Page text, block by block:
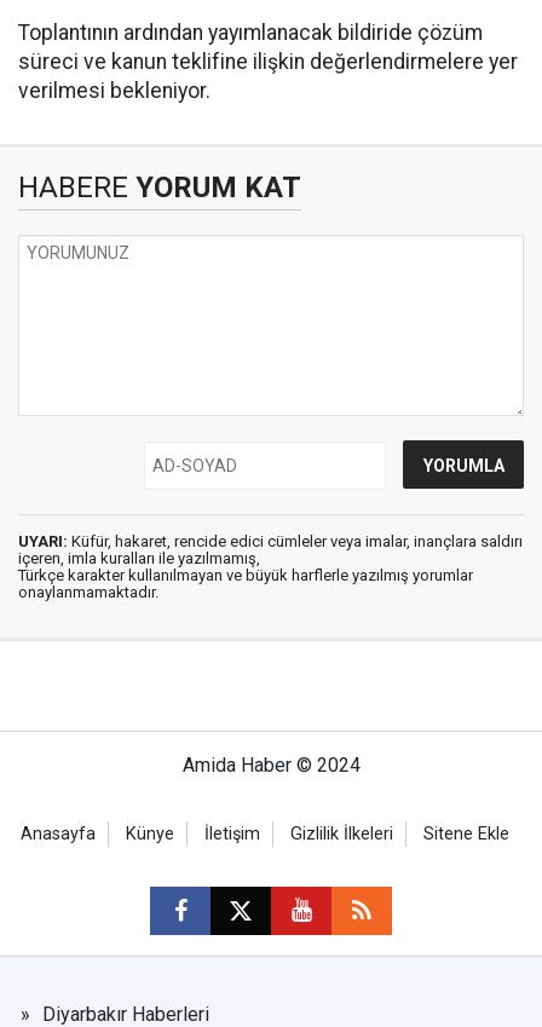
Toplantının ardından yayımlanacak bildiride çözüm
süreci ve kanun teklifine ilişkin değerlendirmelere yer
verilmesi bekleniyor.
HABERE YORUM KAT
UYARI: Küfür, hakaret, rencide edici cümleler veya imalar, inançlara saldırı
içeren, imla kuralları ile yazılmamış,
Türkçe karakter kullanılmayan ve büyük harflerle yazılmış yorumlar
onaylanmamaktadır.
Amida Haber © 2024
Anasayfa Künye İletişim Gizlilik İlkeleri Sitene Ekle
Diyarbakır Haberleri